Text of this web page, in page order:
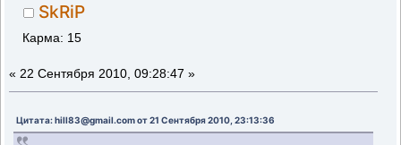
SkRiP
Карма: 15
« 22 Сентября 2010, 09:28:47 »
Цитата: hill83@gmail.com от 21 Сентября 2010, 23:13:36